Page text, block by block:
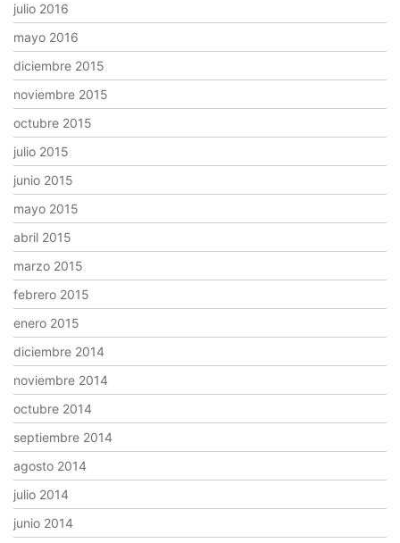
julio 2016
mayo 2016
diciembre 2015
noviembre 2015
octubre 2015
julio 2015
junio 2015
mayo 2015
abril 2015
marzo 2015
febrero 2015
enero 2015
diciembre 2014
noviembre 2014
octubre 2014
septiembre 2014
agosto 2014
julio 2014
junio 2014